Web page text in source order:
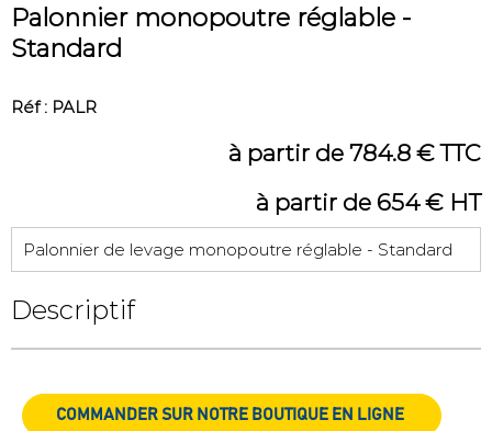
Palonnier monopoutre réglable -
Standard
Réf : PALR
à partir de 784.8 € TTC
à partir de 654 € HT
Palonnier de levage monopoutre réglable - Standard
Descriptif
COMMANDER SUR NOTRE BOUTIQUE EN LIGNE